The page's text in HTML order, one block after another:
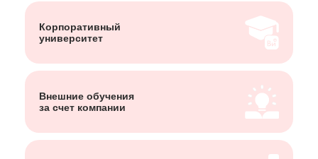
Корпоративный
университет
Внешние обучения
за счет компании